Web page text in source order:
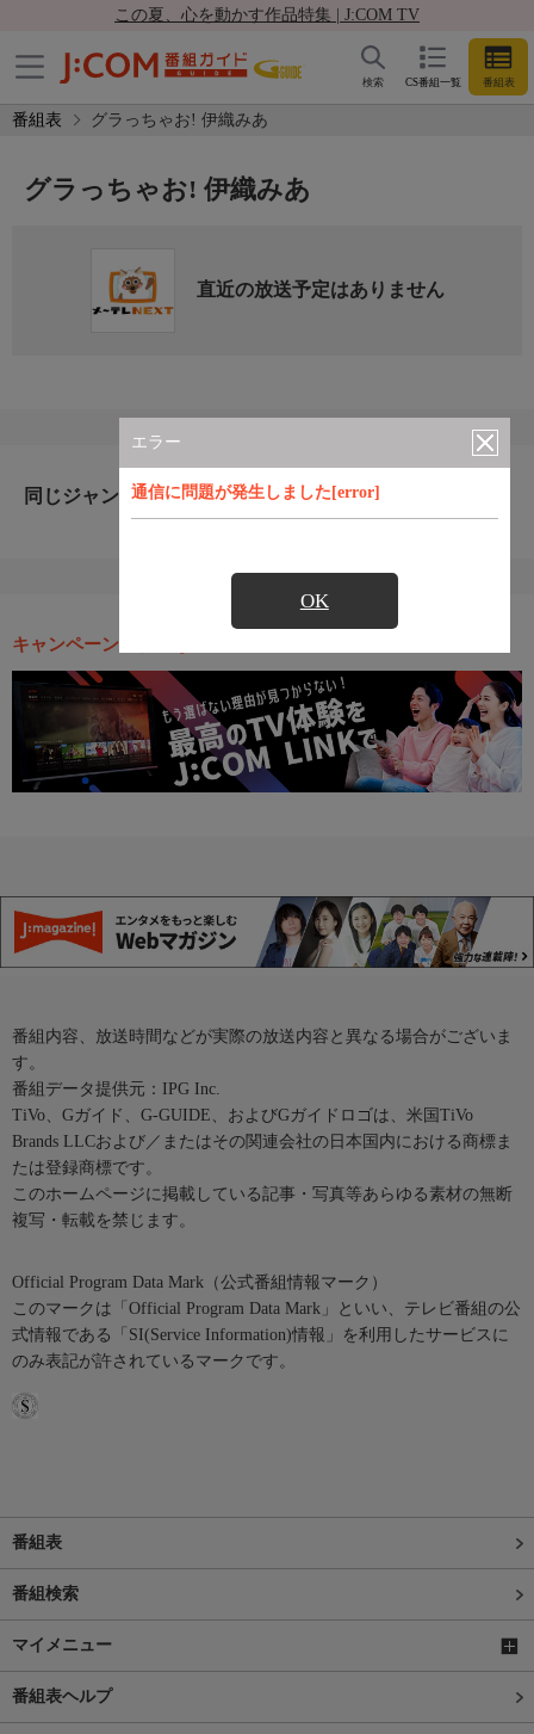
この夏、心を動かす作品特集 | J:COM TV
CS番組一覧 番組表
検索
番組表 グラっちゃお! 伊織みあ
エラー
通信に問題が発生しました[error]
OK
グラっちゃお! 伊織みあ
直近の放送予定はありません
同じジャンルのおすすめ番組
キャンペーン・お得な情報
番組内容、放送時間などが実際の放送内容と異なる場合がございま
す。
番組データ提供元：IPG Inc.
TiVo、Gガイド、G-GUIDE、およびGガイドロゴは、米国TiVo
Brands LLCおよび／またはその関連会社の日本国内における商標ま
たは登録商標です。
このホームページに掲載している記事・写真等あらゆる素材の無断
複写・転載を禁じます。
Official Program Data Mark（公式番組情報マーク）
このマークは「Official Program Data Mark」といい、テレビ番組の公
式情報である「SI(Service Information)情報」を利用したサービスに
のみ表記が許されているマークです。
番組表
番組検索
マイメニュー
番組表ヘルプ